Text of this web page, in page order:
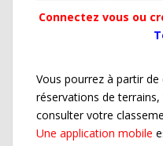
Connectez vous ou
Vous pourrez à partir de
réservations de
consulter votre
Une application mobile